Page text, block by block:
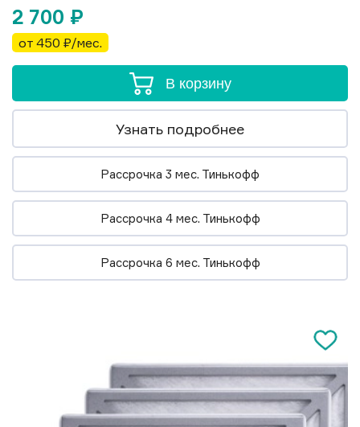
2 700 ₽
от 450 ₽/мес.
В корзину
Узнать подробнее
Рассрочка 3 мес. Тинькофф
Рассрочка 4 мес. Тинькофф
Рассрочка 6 мес. Тинькофф